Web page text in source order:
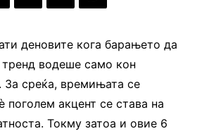
деновите кога барањето да
водеше само кон
За среќа, времињата се
поголем акцент се става на
Токму затоа и овие 6